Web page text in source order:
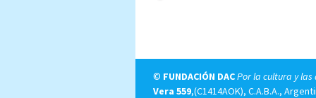
© FUNDACIÓN DACPor la cultura y las
Vera 559,(C1414AOK), C.A.B.A.,